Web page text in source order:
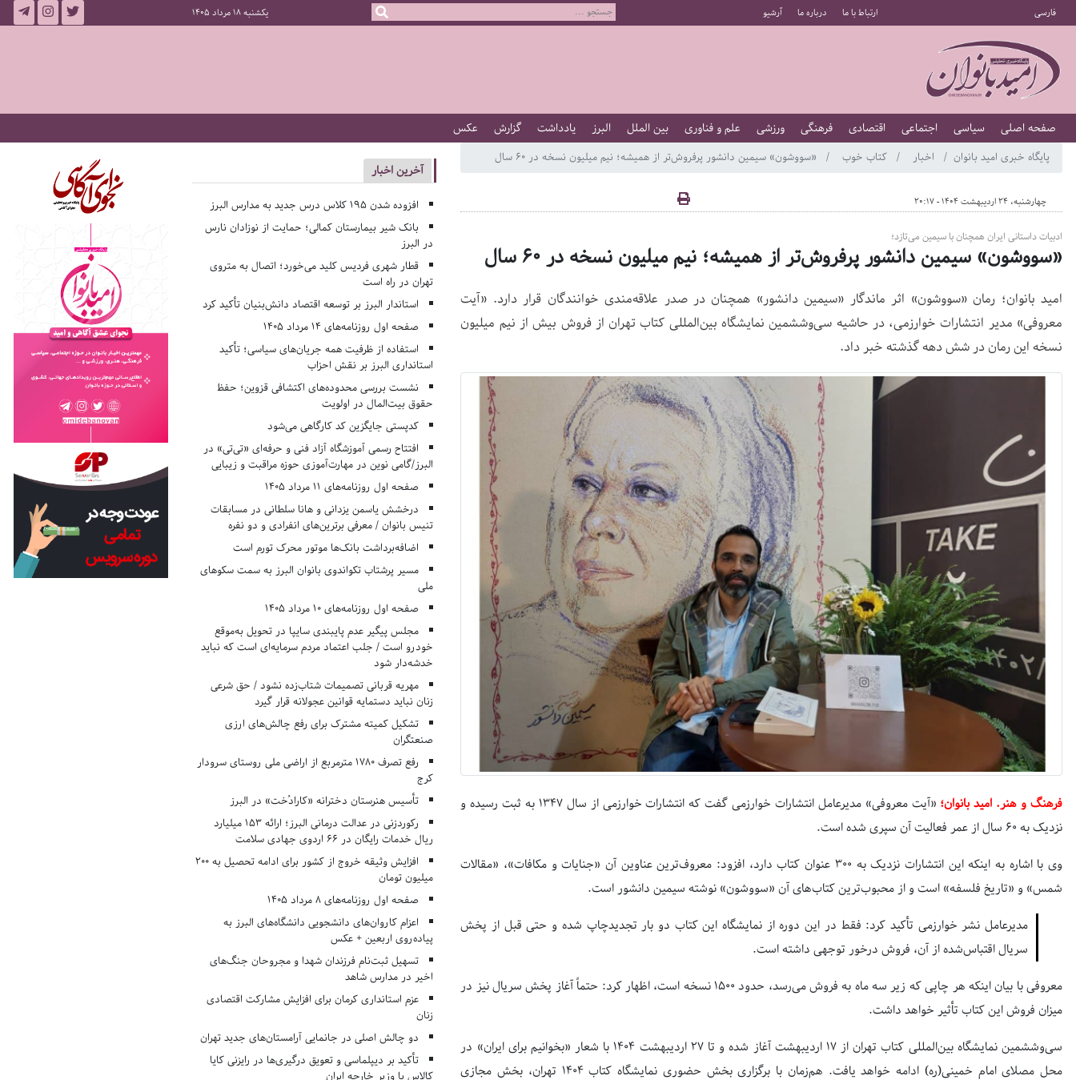
فارسی ارتباط با ما درباره ما آرشیو یکشنبه 18 مرداد 1405
صفحه اصلی سیاسی اجتماعی اقتصادی فرهنگی ورزشی علم و فناوری بین الملل البرز یادداشت گزارش عکس
پایگاه خبری امید بانوان اخبار کتاب خوب «سووشون» سیمین دانشور پرفروش‌تر از همیشه؛ نیم میلیون نسخه در ۶۰ سال
چهارشنبه، 24 اردیبهشت 1404 - 20:17
ادبیات داستانی ایران همچنان با سیمین می‌تازد؛
«سووشون» سیمین دانشور پرفروش‌تر از همیشه؛ نیم میلیون نسخه در ۶۰ سال
امید بانوان؛ رمان «سووشون» اثر ماندگار «سیمین دانشور» همچنان در صدر علاقه‌مندی خوانندگان قرار دارد. «آیت
معروفی» مدیر انتشارات خوارزمی، در حاشیه سی‌وششمین نمایشگاه بین‌المللی کتاب تهران از فروش بیش از نیم میلیون
نسخه این رمان در شش دهه گذشته خبر داد.
فرهنگ و هنر. امید بانوان؛ «آیت معروفی» مدیرعامل انتشارات خوارزمی گفت که انتشارات خوارزمی ‌از سال۱۳۴۷به ثبت رسیده و
نزدیک به۶۰سال از عمر فعالیت آن سپری شده است.
وی با اشاره به اینکه این انتشارات نزدیک به ۳۰۰ عنوان کتاب دارد، افزود: معروف‌ترین عناوین آن «جنایات و مکافات»، «مقالات
شمس» و «تاریخ فلسفه» است و از محبوب‌ترین کتاب‌های آن «سووشون» نوشته سیمین دانشور است.
مدیرعامل نشر خوارزمی ‌تأکید کرد: فقط در این دوره از نمایشگاه این کتاب دو بار تجدیدچاپ شده و حتی قبل از پخش
سریال اقتباس‌شده از آن، فروش درخور توجهی داشته است.
معروفی با بیان اینکه هر چاپی که زیر سه ماه به فروش می‌رسد، حدود۱۵۰۰نسخه است، اظهار کرد: حتماً آغاز پخش سریال نیز در
میزان فروش این کتاب تأثیر خواهد داشت.
سی‌وششمین نمایشگاه بین‌المللی کتاب تهران از۱۷اردیبهشت آغاز شده و تا۲۷اردیبهشت ۱۴۰۴با شعار «بخوانیم برای ایران» در
محل مصلای امام خمینی(ره) ادامه خواهد یافت. هم‌زمان با برگزاری بخش حضوری نمایشگاه کتاب ۱۴۰۴ تهران، بخش مجازی
آخرین اخبار
افزوده شدن ۱۹۵ کلاس درس جدید به مدارس البرز
بانک شیر بیمارستان کمالی؛ حمایت از نوزادان نارس
در البرز
قطار شهری فردیس کلید می‌خورد؛ اتصال به متروی
تهران در راه است
استاندار البرز بر توسعه اقتصاد دانش‌بنیان تأکید کرد
صفحه اول روزنامه‌های 14 مرداد 1405
استفاده از ظرفیت همه جریان‌های سیاسی؛ تأکید
استانداری البرز بر نقش احزاب
نشست بررسی محدوده‌های اکتشافی قزوین؛ حفظ
حقوق بیت‌المال در اولویت
کدپستی جایگزین کد کارگاهی می‌شود
افتتاح رسمی آموزشگاه آزاد فنی و حرفه‌ای «تی‌تی» در
البرز/گامی نوین در مهارت‌آموزی حوزه مراقبت و زیبایی
صفحه اول روزنامه‌های 11 مرداد 1405
درخشش یاسمن یزدانی و هانا سلطانی در مسابقات
تنیس بانوان / معرفی برترین‌های انفرادی و دو نفره
اضافه‌برداشت بانک‌ها موتور محرک تورم است
مسیر پرشتاب تکواندوی بانوان البرز به سمت سکوهای
ملی
صفحه اول روزنامه‌های 10 مرداد 1405
مجلس پیگیر عدم پایبندی سایپا در تحویل به‌موقع
خودرو است / جلب اعتماد مردم سرمایه‌ای است که نباید
خدشه‌دار شود
مهریه قربانی تصمیمات شتاب‌زده نشود / حق شرعی
زنان نباید دستمایه قوانین عجولانه قرار گیرد
تشکیل کمیته مشترک برای رفع چالش‌های ارزی
صنعتگران
رفع تصرف ۱۷۸۰ مترمربع از اراضی ملی روستای سرودار
کرج
تأسیس هنرستان دخترانه «کارادُخت» در البرز
رکوردزنی در عدالت درمانی البرز؛ ارائه ۱۵۳ میلیارد
ریال خدمات رایگان در ۶۶ اردوی جهادی سلامت
افزایش وثیقه خروج از کشور برای ادامه تحصیل به ۲۰۰
میلیون تومان
صفحه اول روزنامه‌های 8 مرداد 1405
اعزام کاروان‌های دانشجویی دانشگاه‌های البرز به
پیاده‌روی اربعین + عکس
تسهیل ثبت‌نام فرزندان شهدا و مجروحان جنگ‌های
اخیر در مدارس شاهد
عزم استانداری کرمان برای افزایش مشارکت اقتصادی
زنان
دو چالش اصلی در جانمایی آرامستان‌های جدید تهران
تأکید بر دیپلماسی و تعویق درگیری‌ها در رایزنی کایا